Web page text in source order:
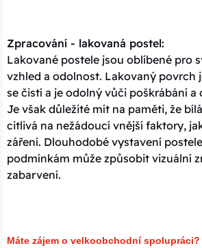
Zpracování - lakovaná postel:
Lakované postele jsou oblíbené pro
vzhled a odolnost. Lakovaný povrch
se čistí a je odolný vůči poškrábání a
Je však důležité mít na paměti, že
citlivá na nežádoucí vnější faktory,
záření. Dlouhodobé vystavení
podmínkám může způsobit vizuální
zabarvení.
Máte zájem o velkoobchodní